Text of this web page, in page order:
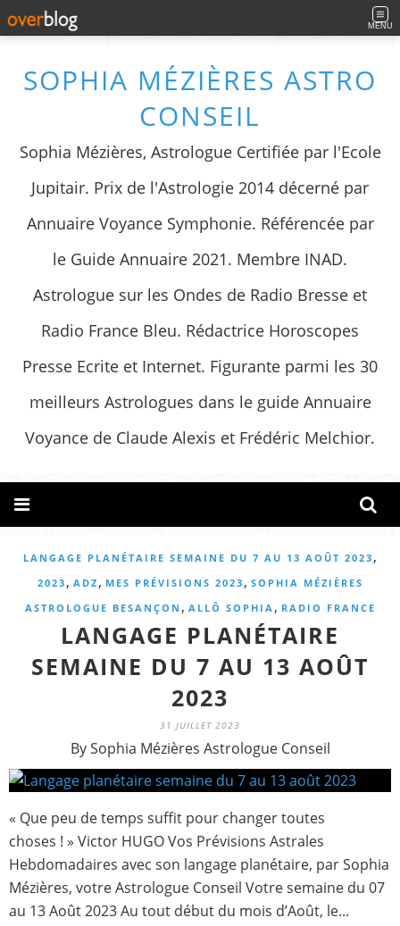
MENU
SOPHIA MÉZIÈRES ASTRO
CONSEIL
Sophia Mézières, Astrologue Certifiée par l'Ecole
Jupitair. Prix de l'Astrologie 2014 décerné par
Annuaire Voyance Symphonie. Référencée par
le Guide Annuaire 2021. Membre INAD.
Astrologue sur les Ondes de Radio Bresse et
Radio France Bleu. Rédactrice Horoscopes
Presse Ecrite et Internet. Figurante parmi les 30
meilleurs Astrologues dans le guide Annuaire
Voyance de Claude Alexis et Frédéric Melchior.
LANGAGE PLANÉTAIRE SEMAINE DU 7 AU 13 AOÛT 2023 ,
2023 , ADZ , MES PRÉVISIONS 2023 , SOPHIA MÉZIÈRES
ASTROLOGUE BESANÇON , ALLÔ SOPHIA , RADIO FRANCE
LANGAGE PLANÉTAIRE
SEMAINE DU 7 AU 13 AOÛT
2023
31 JUILLET 2023
By Sophia Mézières Astrologue Conseil
« Que peu de temps suffit pour changer toutes
choses ! » Victor HUGO Vos Prévisions Astrales
Hebdomadaires avec son langage planétaire, par Sophia
Mézières, votre Astrologue Conseil Votre semaine du 07
au 13 Août 2023 Au tout début du mois d’Août, le...